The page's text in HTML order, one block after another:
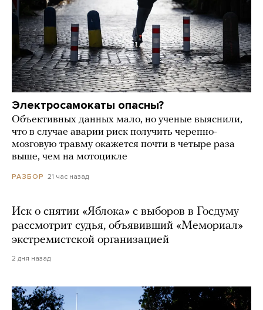
Электросамокаты опасны?
Объективных данных мало, но ученые выяснили,
что в случае аварии риск получить черепно-
мозговую травму окажется почти в четыре раза
выше, чем на мотоцикле
РАЗБОР 21 час назад
Иск о снятии «Яблока» с выборов в Госдуму
рассмотрит судья, объявивший «Мемориал»
экстремистской организацией
2 дня назад